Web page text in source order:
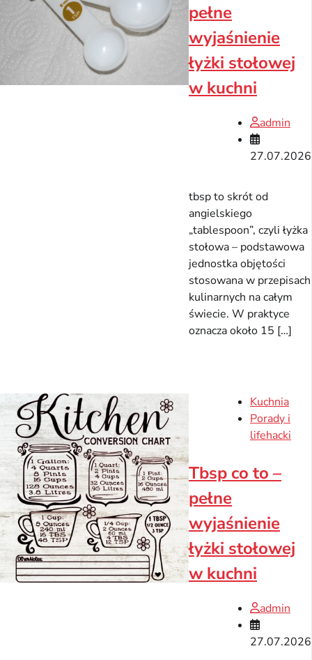
pełne
wyjaśnienie
łyżki stołowej
w kuchni
admin
27.07.2026
tbsp to skrót od
angielskiego
„tablespoon”, czyli łyżka
stołowa – podstawowa
jednostka objętości
stosowana w przepisach
kulinarnych na całym
świecie. W praktyce
oznacza około 15 […]
Kuchnia
Porady i
lifehacki
Tbsp co to –
pełne
wyjaśnienie
łyżki stołowej
w kuchni
admin
27.07.2026